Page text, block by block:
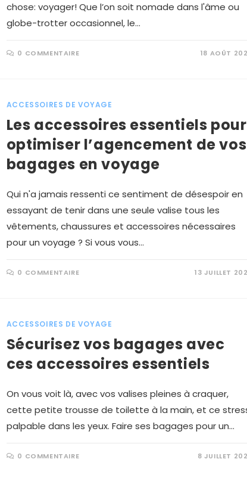
chose: voyager! Que l’on soit nomade dans l'âme ou
globe-trotter occasionnel, le…
0 COMMENTAIRE 18 AOÛT
ACCESSOIRES DE VOYAGE
Les accessoires essentiels pour
optimiser l’agencement de vos
bagages en voyage
Qui n'a jamais ressenti ce sentiment de désespoir en
essayant de tenir dans une seule valise tous les
vêtements, chaussures et accessoires nécessaires
pour un voyage ? Si vous vous…
0 COMMENTAIRE 13 JUILLET
ACCESSOIRES DE VOYAGE
Sécurisez vos bagages avec
ces accessoires essentiels
On vous voit là, avec vos valises pleines à craquer,
cette petite trousse de toilette à la main, et ce
palpable dans les yeux. Faire ses bagages pour un…
0 COMMENTAIRE 8 JUILLET